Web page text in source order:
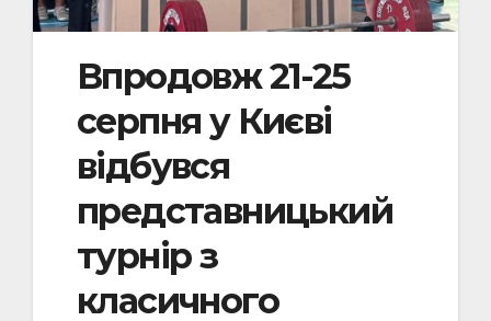
Впродовж 21-25
серпня у Києві
відбувся
представницький
турнір з
класичного